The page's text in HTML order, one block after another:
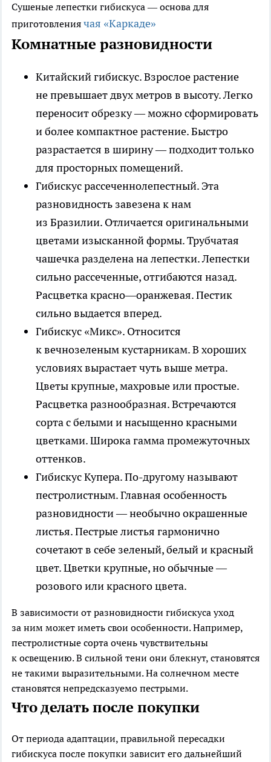
Сушеные лепестки гибискуса — основа для
приготовления чая «Каркаде»
Комнатные разновидности
Китайский гибискус.Взрослое растение
не превышает двух метров в высоту. Легко
переносит обрезку — можно сформировать
и более компактное растение. Быстро
разрастается в ширину — подходит только
для просторных помещений.
Гибискус рассеченнолепестный. Эта
разновидность завезена к нам
из Бразилии. Отличается оригинальными
цветами изысканной формы. Трубчатая
чашечка разделена на лепестки. Лепестки
сильно рассеченные, отгибаются назад.
Расцветка красно—оранжевая. Пестик
сильно выдается вперед.
Гибискус «Микс». Относится
к вечнозеленым кустарникам. В хороших
условиях вырастает чуть выше метра.
Цветы крупные, махровые или простые.
Расцветка разнообразная. Встречаются
сорта с белыми и насыщенно красными
цветками. Широка гамма промежуточных
оттенков.
Гибискус Купера.По-другому называют
пестролистным. Главная особенность
разновидности — необычно окрашенные
листья. Пестрые листья гармонично
сочетают в себе зеленый, белый и красный
цвет. Цветки крупные, но обычные —
розового или красного цвета.
В зависимости от разновидности гибискуса уход
за ним может иметь свои особенности. Например,
пестролистные сорта очень чувствительны
к освещению. В сильной тени они блекнут, становятся
не такими выразительными. На солнечном месте
становятся непредсказуемо пестрыми.
Что делать после покупки
От периода адаптации, правильной пересадки
гибискуса после покупки зависит его дальнейший